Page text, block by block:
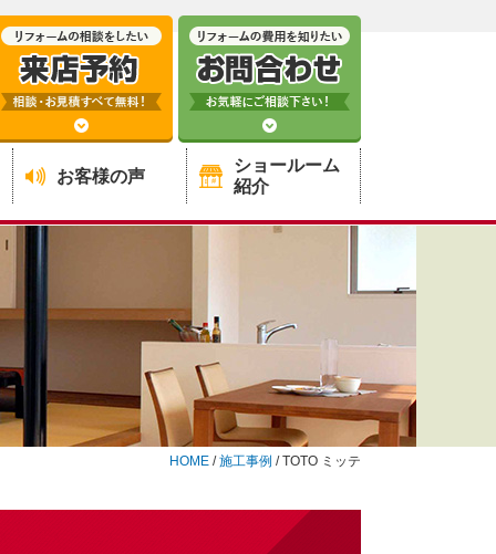
お客様の声
ショールーム
紹介
HOME /施工事例 /TOTO ミッテ